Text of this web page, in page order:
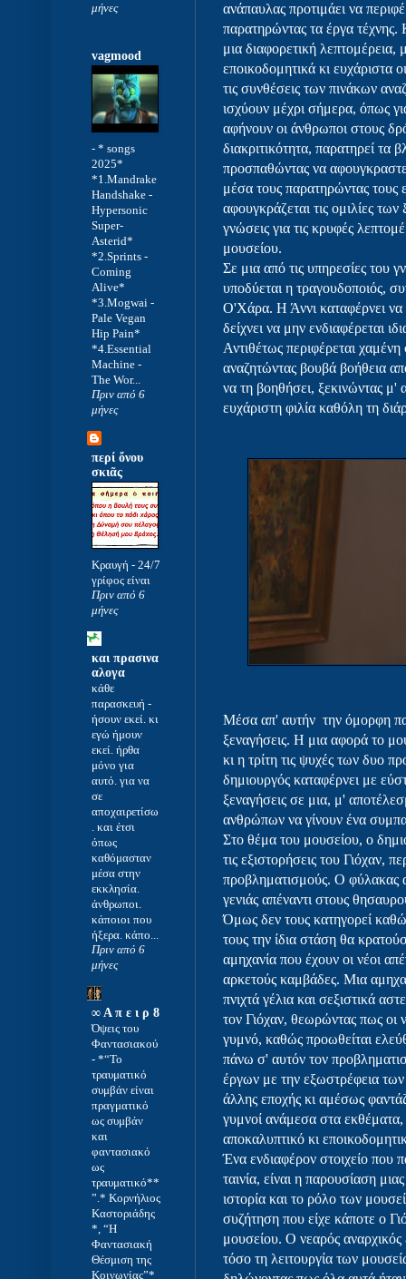
ανάπαυλας προτιμάει να
παρατηρώντας τα έργα τέχνης.
μια διαφορετική
εποικοδομητικά κι ευχάριστα
τις συνθέσεις των πινάκων
ισχύουν μέχρι σήμερα, όπως
αφήνουν οι άνθρωποι στους
διακριτικότητα, παρατηρεί τα
προσπαθώντας να
μέσα τους παρατηρώντας τους
αφουγκράζεται τις ομιλίες
γνώσεις για τις κρυφές
μουσείου.
Σε μια από τις υπηρεσίες του
υποδύεται η τραγουδοποιός,
Ο'Χάρα. Η Άννι καταφέρνει να
δείχνει να μην ενδιαφέρεται
Αντιθέτως περιφέρεται
αναζητώντας βουβά βοήθεια
να τη βοηθήσει, ξεκινώντας μ'
ευχάριστη φιλία καθόλη τη
Μέσα απ' αυτήν την όμορφη
ξεναγήσεις. Η μια αφορά το
κι η τρίτη τις ψυχές των δυο
δημιουργός καταφέρνει με
ξεναγήσεις σε μια, μ'
ανθρώπων να γίνουν ένα
Στο θέμα του μουσείου, ο
τις εξιστορήσεις του Γιόχαν,
προβληματισμούς. Ο φύλακας
γενιάς απέναντι στους
Όμως δεν τους κατηγορεί
τους την ίδια στάση θα
αμηχανία που έχουν οι νέοι
αρκετούς καμβάδες. Μια
πνιχτά γέλια και σεξιστικά
τον Γιόχαν, θεωρώντας πως οι
γυμνό, καθώς προωθείται
πάνω σ' αυτόν τον
έργων με την εξωστρέφεια
άλλης εποχής κι αμέσως
γυμνοί ανάμεσα στα εκθέματα,
αποκαλυπτικό κι
Ένα ενδιαφέρον στοιχείο που
ταινία, είναι η παρουσίαση
ιστορία και το ρόλο των
συζήτηση που είχε κάποτε ο
μουσείου. Ο νεαρός
τόσο τη λειτουργία των
μήνες
vagmood
- * songs
2025*
*1.Mandrake
Handshake -
Hypersonic
Super-
Asterid*
*2.Sprints -
Coming
Alive*
*3.Mogwai -
Pale Vegan
Hip Pain*
*4.Essential
Machine -
The Wor...
Πριν από 6
μήνες
περί ὄνου
σκιᾶς
Κραυγή - 24/7
γρίφος είναι
Πριν από 6
μήνες
και πρασινα
αλογα
κάθε
παρασκευή -
ήσουν εκεί. κι
εγώ ήμουν
εκεί. ήρθα
μόνο για
αυτό. για να
σε
αποχαιρετίσω
. και έτσι
όπως
καθόμασταν
μέσα στην
εκκλησία.
άνθρωποι.
κάποιοι που
ήξερα. κάπο...
Πριν από 6
μήνες
∞ Α π ε ι ρ 8
Όψεις του
Φαντασιακού
- *“Το
τραυματικό
συμβάν είναι
πραγματικό
ως συμβάν
και
φαντασιακό
ως
τραυματικό**
”.* Κορνήλιος
Καστοριάδης
*, “Η
Φαντασιακή
Θέσμιση της
Κοινωνίας”*